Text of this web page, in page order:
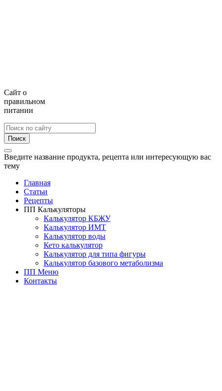
Сайт о
правильном
питании
Поиск
Введите название продукта, рецепта или интересующую вас
тему
Главная
Статьи
Рецепты
ПП Калькуляторы
Калькулятор КБЖУ
Калькулятор ИМТ
Калькулятор воды
Кето калькулятор
Калькулятор для типа фигуры
Калькулятор базового метаболизма
ПП Меню
Контакты